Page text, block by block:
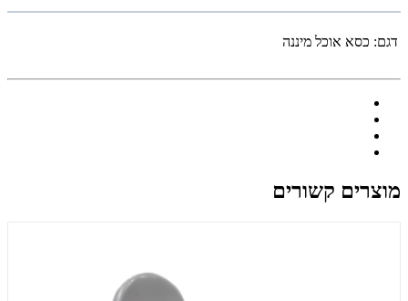
דגם: כסא אוכל מיננה
מוצרים קשורים